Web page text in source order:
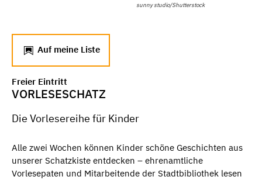
sunny studio/Shutterstock
Auf meine Liste
Freier Eintritt
VORLESESCHATZ
Die Vorlesereihe für Kinder
Alle zwei Wochen können Kinder schöne Geschichten aus
unserer Schatzkiste entdecken – ehrenamtliche
Vorlesepaten und Mitarbeitende der Stadtbibliothek lesen